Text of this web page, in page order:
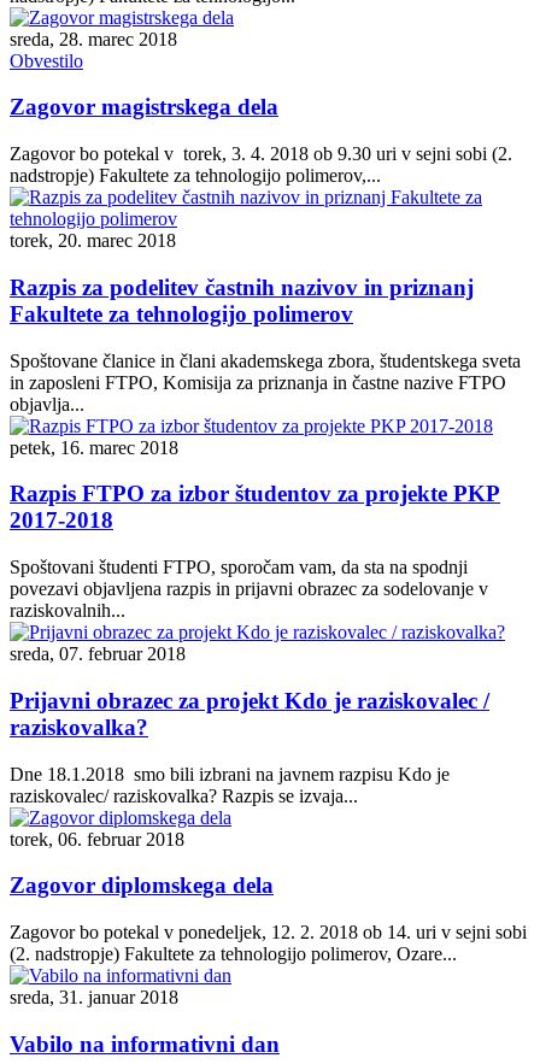
sreda, 28. marec 2018
Obvestilo
Zagovor magistrskega dela
Zagovor bo potekal v torek, 3. 4. 2018 ob 9.30 uri v sejni sobi (2.
nadstropje) Fakultete za tehnologijo polimerov,...
torek, 20. marec 2018
Razpis za podelitev častnih nazivov in priznanj
Fakultete za tehnologijo polimerov
Spoštovane članice in člani akademskega zbora, študentskega sveta
in zaposleni FTPO, Komisija za priznanja in častne nazive FTPO
objavlja...
petek, 16. marec 2018
Razpis FTPO za izbor študentov za projekte PKP
2017-2018
Spoštovani študenti FTPO, sporočam vam, da sta na spodnji
povezavi objavljena razpis in prijavni obrazec za sodelovanje v
raziskovalnih...
sreda, 07. februar 2018
Prijavni obrazec za projekt Kdo je raziskovalec /
raziskovalka?
Dne 18.1.2018 smo bili izbrani na javnem razpisu Kdo je
raziskovalec/ raziskovalka? Razpis se izvaja...
torek, 06. februar 2018
Zagovor diplomskega dela
Zagovor bo potekal v ponedeljek, 12. 2. 2018 ob 14. uri v sejni sobi
(2. nadstropje) Fakultete za tehnologijo polimerov, Ozare...
sreda, 31. januar 2018
Vabilo na informativni dan